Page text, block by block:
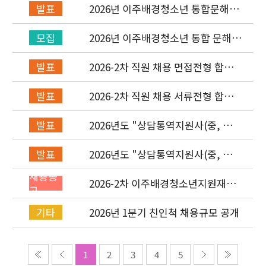
발표
2026년 이주배경청소년 통합문해력
교육지원사업 수행기관 선정 결과 발
표
모집
2026년 이주배경청소년 통합 문해력
교육지원 사업 위탁기관 신청 공고
발표
2026-2차 직원 채용 면접전형 합격
자 발표 및 적격심사 안내
발표
2026-2차 직원 채용 서류전형 합격
자 발표 및 면접전형 안내
발표
2026년도 "상담통역지원사(중, 베,
러, 몽)" 면접심사 합격자 발표
발표
2026년도 "상담통역지원사(중, 베,
러, 몽)" 서류심사 합격자 발표
채용공
고
2026-2차 이주배경청소년지원재단
직원(기획운영실/사업운영부/개발
협력부) 채용공고 (~4/26)
기타 2026년 1분기 친인척 채용규모 공개
1 2 3 4 5